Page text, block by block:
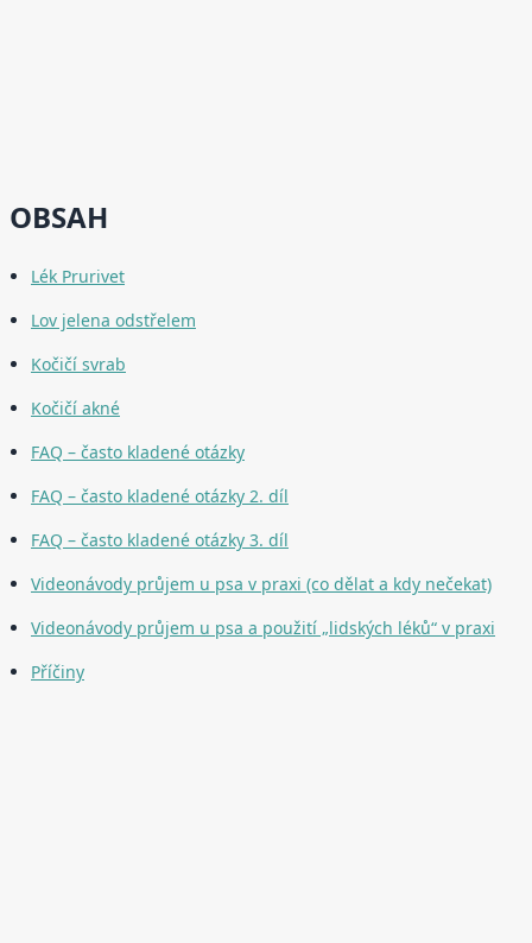
OBSAH
Lék Prurivet
Lov jelena odstřelem
Kočičí svrab
Kočičí akné
FAQ – často kladené otázky
FAQ – často kladené otázky 2. díl
FAQ – často kladené otázky 3. díl
Videonávody průjem u psa v praxi (co dělat a kdy nečekat)
Videonávody průjem u psa a použití „lidských léků“ v praxi
Příčiny